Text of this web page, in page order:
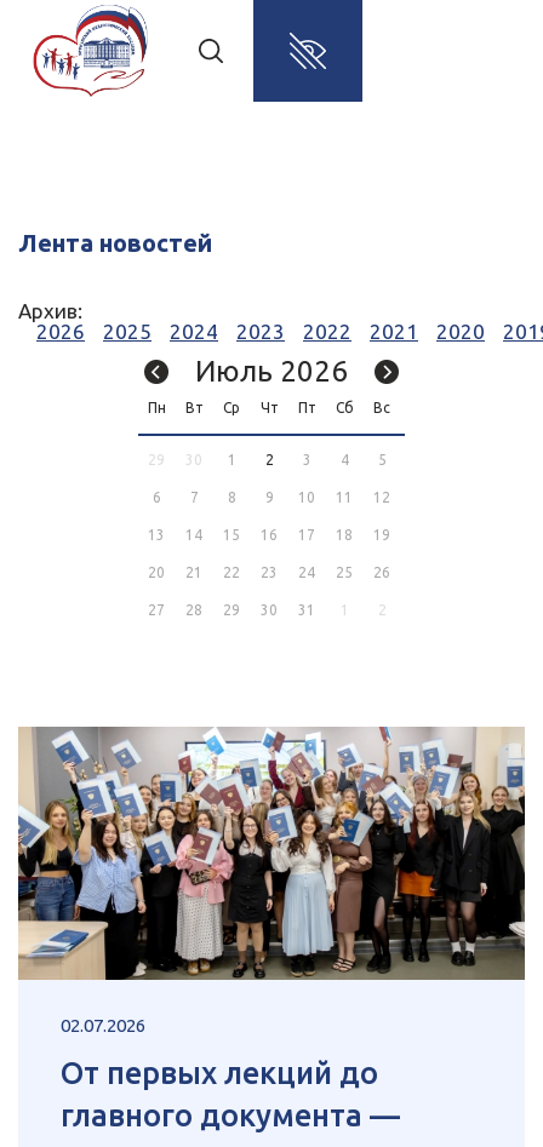
Лента новостей
Архив:
2026
2025 2024 2023 2022 2021 2020
Июль 2026
Пн Вт Ср Чт Пт Сб Вс
29 30 1 2 3 4 5
6 7 8 9 10 11 12
13 14 15 16 17 18 19
20 21 22 23 24 25 26
27 28 29 30 31 1 2
02.07.2026
От первых лекций до
главного документа —